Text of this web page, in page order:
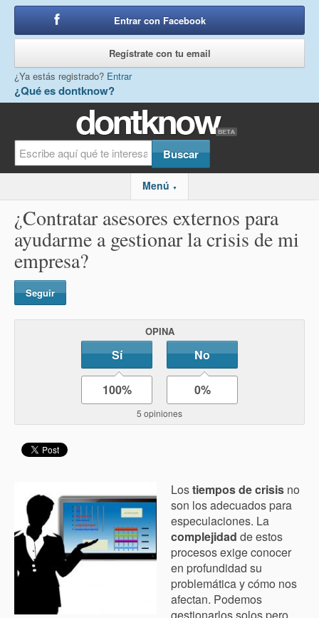
¿Qué es dontknow?
Entrar con Facebook
Regístrate con tu email
¿Ya estás registrado? Entrar
Menú ▼
¿Contratar asesores externos para
ayudarme a gestionar la crisis de mi
empresa?
Seguir
OPINA
Sí No
100% 0%
5 opiniones
Lostiempos de crisis no
son los adecuados para
especulaciones. La
complejidad de estos
procesos exige conocer
en profundidad su
problemática y cómo nos
afectan. Podemos